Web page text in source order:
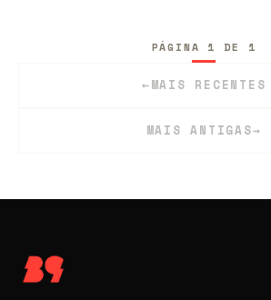
←MAIS RECENTES
PÁGINA 1 DE 1
MAIS ANTIGAS→